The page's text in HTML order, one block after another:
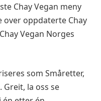
Chay Vegan meny
over oppdaterte Chay
Vegan Norges
som Småretter,
la oss se